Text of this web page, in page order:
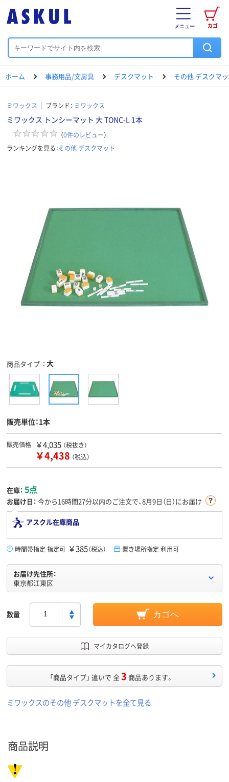
カゴ
メニュー
ホーム 事務用品/文房具 デスクマット その他 デスクマ
ミワックス ブランド： ミワックス
ミワックス トンシーマット 大 TONC-L 1本
（0件のレビュー）
ランキングを見る：その他 デスクマット
商品タイプ 大
販売単位：1本
販売価格 ￥4,035 （税抜き）
￥4,438 （税込）
在庫： 5点
お届け日： 今から16時間27分以内のご注文で、8月9日（日）にお届け
アスクル在庫商品
時間帯指定 指定可 ￥385（税込） 置き場所指定 利用可
お届け先住所：
東京都江東区
数量 カゴへ
マイカタログへ登録
「商品タイプ」 違いで 全3 商品あります。
ミワックスのその他 デスクマットを全て見る
商品説明